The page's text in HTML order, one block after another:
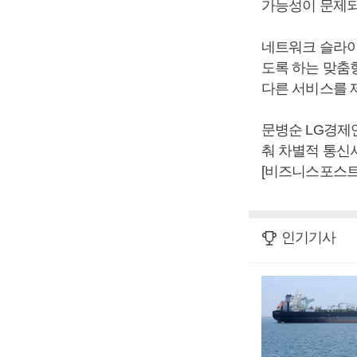
가능성이 문제
네트워크 슬라
도록 하는 맞춤
다른 서비스를
문병순 LG경제
춰 차별적 통신
[비즈니스포스
인기기사